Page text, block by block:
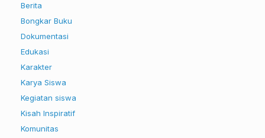
Berita
Bongkar Buku
Dokumentasi
Edukasi
Karakter
Karya Siswa
Kegiatan siswa
Kisah Inspiratif
Komunitas